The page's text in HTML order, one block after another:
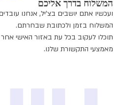
המשלוח בדרך אליכם
ועכשיו אתם יושבים בצ'יל, אנחנו
המשלוח בזמן ולכתובת שבחרתם.
תוכלו לעקוב בכל עת באזור האישי
מאמצעי התקשורת שלנו.